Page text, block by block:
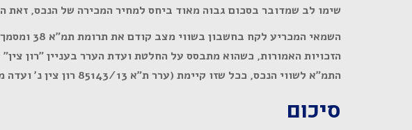
שימו לב שמדובר בסכום גבוה מאוד ביחס למחיר המכירה של הנכס, זאת
השמאי
הזכויות האמורות, כשהוא מתבסס על החלטת ועדת הערר בעניין "רון
התמ"א לשווי הנכס, ככל שזו קיימת (ערר ת"א 85143/13 רון צין נ' ועדה מקומית לתכנון ובניה ר"ג).
סיכום